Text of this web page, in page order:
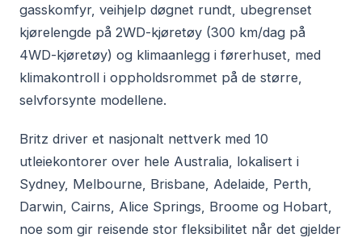
gasskomfyr, veihjelp døgnet rundt, ubegrenset
kjørelengde på 2WD-kjøretøy (300 km/dag på
4WD-kjøretøy) og klimaanlegg i førerhuset, med
klimakontroll i oppholdsrommet på de større,
selvforsynte modellene.
Britz driver et nasjonalt nettverk med 10
utleiekontorer over hele Australia, lokalisert i
Sydney, Melbourne, Brisbane, Adelaide, Perth,
Darwin, Cairns, Alice Springs, Broome og Hobart,
noe som gir reisende stor fleksibilitet når det gjelder